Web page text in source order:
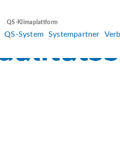
QS-Klimaplattform
QS-System Systempartner